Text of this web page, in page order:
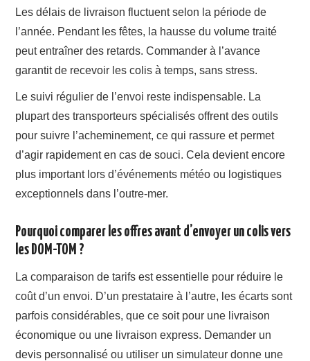
Les délais de livraison fluctuent selon la période de
l’année. Pendant les fêtes, la hausse du volume traité
peut entraîner des retards. Commander à l’avance
garantit de recevoir les colis à temps, sans stress.
Le suivi régulier de l’envoi reste indispensable. La
plupart des transporteurs spécialisés offrent des outils
pour suivre l’acheminement, ce qui rassure et permet
d’agir rapidement en cas de souci. Cela devient encore
plus important lors d’événements météo ou logistiques
exceptionnels dans l’outre-mer.
Pourquoi comparer les offres avant d’envoyer un colis vers
les DOM-TOM ?
La comparaison de tarifs est essentielle pour réduire le
coût d’un envoi. D’un prestataire à l’autre, les écarts sont
parfois considérables, que ce soit pour une livraison
économique ou une livraison express. Demander un
devis personnalisé ou utiliser un simulateur donne une